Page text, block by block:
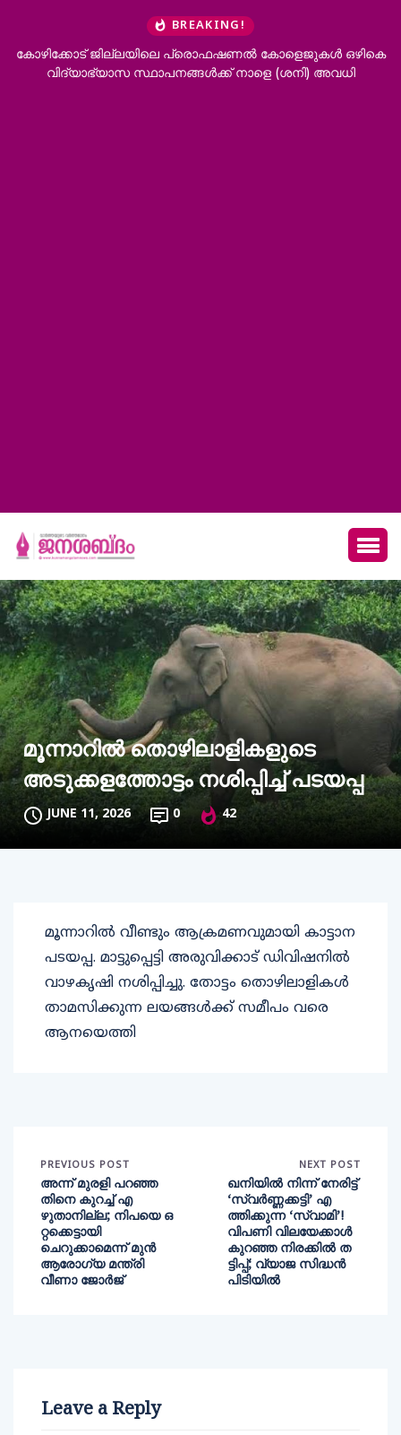
BREAKING!
കോഴിക്കോട് ജില്ലയിലെ പ്രൊഫഷണൽ കോളെജുകൾ ഒഴികെ
വിദ്യാഭ്യാസ സ്ഥാപനങ്ങൾക്ക് നാളെ (ശനി) അവധി
മൂന്നാറിൽ തൊഴിലാളികളുടെ
അടുക്കളത്തോട്ടം നശിപ്പിച്ച് പടയപ്പ
JUNE 11, 2026 0 42
മൂന്നാറിൽ വീണ്ടും ആക്രമണവുമായി കാട്ടാന
പടയപ്പ. മാട്ടുപ്പെട്ടി അരുവിക്കാട് ഡിവിഷനിൽ
വാഴകൃഷി നശിപ്പിച്ചു. തോട്ടം തൊഴിലാളികൾ
താമസിക്കുന്ന ലയങ്ങൾക്ക് സമീപം വരെ
ആനയെത്തി
PREVIOUS POST
അന്ന് മുരളി പറഞ്ഞ
തിനെ കുറച്ച് എ
ഴുതാനില്ല; നിപയെ ഒ
റ്റക്കെട്ടായി
ചെറുക്കാമെന്ന് മുൻ
ആരോഗ്യ മന്ത്രി
വീണാ ജോർജ്
NEXT POST
ഖനിയിൽ നിന്ന് നേരിട്ട്
‘സ്വർണ്ണക്കട്ടി’ എ
ത്തിക്കുന്ന ‘സ്വാമി’!
വിപണി വിലയേക്കാൾ
കുറഞ്ഞ നിരക്കിൽ ത
ട്ടിപ്പ്; വ്യാജ സിദ്ധൻ
പിടിയിൽ
Leave a Reply